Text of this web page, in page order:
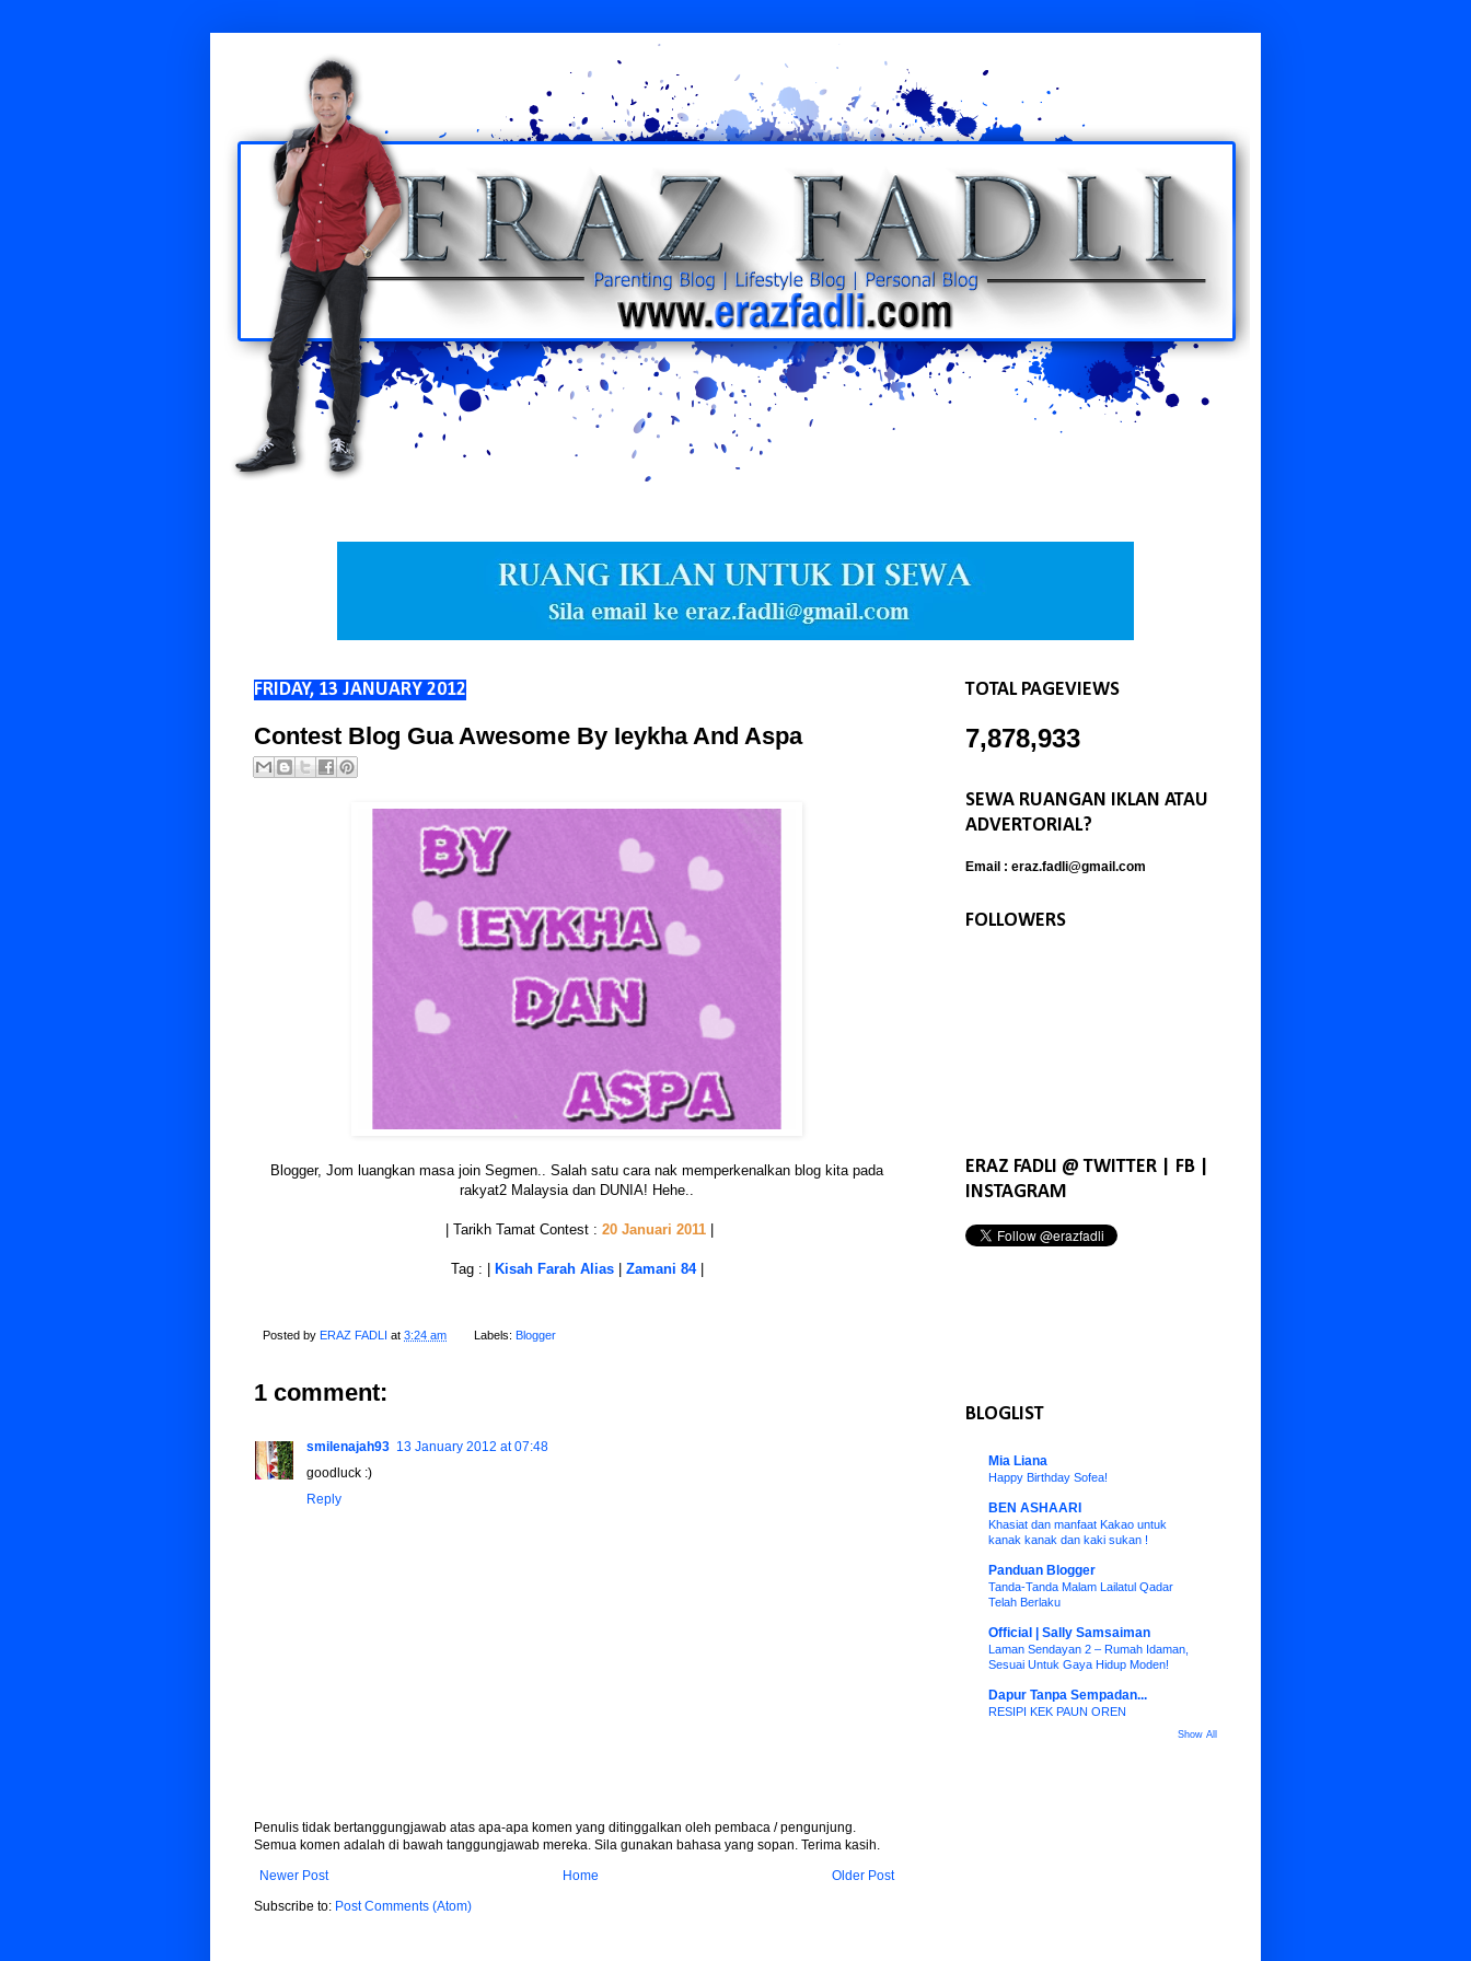
FRIDAY, 13 JANUARY 2012
Contest Blog Gua Awesome By Ieykha And Aspa
Blogger, Jom luangkan masa join Segmen.. Salah satu cara nak memperkenalkan blog kita pada
rakyat2 Malaysia dan DUNIA! Hehe..
| Tarikh Tamat Contest : 20 Januari 2011|
Tag : | Kisah Farah Alias| Zamani 84|
Posted by ERAZ FADLI at 3:24 am Labels: Blogger
1 comment:
smilenajah93 13 January 2012 at 07:48
goodluck :)
Reply
Penulis tidak bertanggungjawab atas apa-apa komen yang ditinggalkan oleh pembaca / pengunjung.
Semua komen adalah di bawah tanggungjawab mereka. Sila gunakan bahasa yang sopan. Terima kasih.
Newer Post
Older Post
Home
Subscribe to: Post Comments (Atom)
TOTAL PAGEVIEWS
7,878,933
SEWA RUANGAN IKLAN ATAU
ADVERTORIAL?
Email : eraz.fadli@gmail.com
FOLLOWERS
ERAZ FADLI @ TWITTER | FB |
INSTAGRAM
BLOGLIST
Mia Liana
Happy Birthday Sofea!
BEN ASHAARI
Khasiat dan manfaat Kakao untuk
kanak kanak dan kaki sukan !
Panduan Blogger
Tanda-Tanda Malam Lailatul Qadar
Telah Berlaku
Official | Sally Samsaiman
Laman Sendayan 2 – Rumah Idaman,
Sesuai Untuk Gaya Hidup Moden!
Dapur Tanpa Sempadan...
RESIPI KEK PAUN OREN
Show All